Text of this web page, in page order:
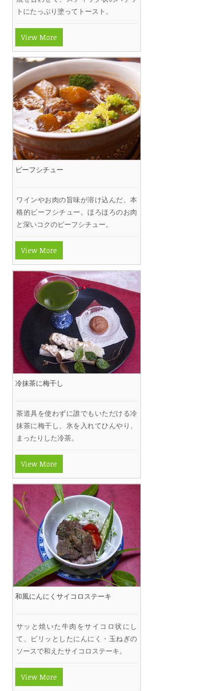
トにたっぷり塗ってトースト。
View More
ビーフシチュー
ワインやお肉の旨味が溶け込んだ、本
格的ビーフシチュー。ほろほろのお肉
と深いコクのビーフシチュー。
View More
冷抹茶に梅干し
茶道具を使わずに誰でもいただける冷
抹茶に梅干し、氷を入れてひんやり、
まったりした冷茶。
View More
和風にんにくサイコロステーキ
サッと焼いた牛肉をサイコロ状にし
て、ピリッとしたにんにく・玉ねぎの
ソースで和えたサイコロステーキ。
View More